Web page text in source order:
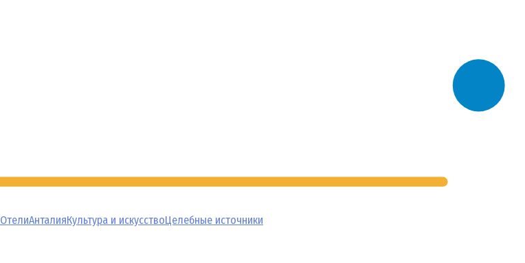
ОтелиАнталияКультура и искусствоЦелебные источники